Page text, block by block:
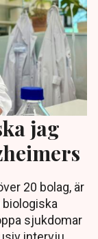
jag
20 bolag, är
sjukdomar